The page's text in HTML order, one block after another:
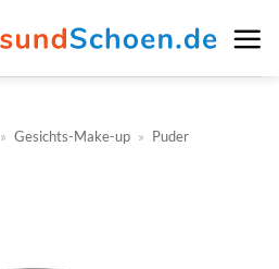
» Gesichts-Make-up » Puder